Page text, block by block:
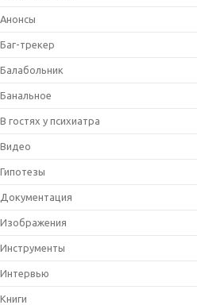
Анонсы
Баг-трекер
Балабольник
Банальное
В гостях у психиатра
Видео
Гипотезы
Документация
Изображения
Инструменты
Интервью
Книги